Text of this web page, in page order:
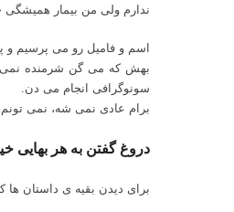
ندارم ولی من بیمار
اسم و فامیل رو می پرسیم
بهش که می گن شرمنده نمی
سونوگرافی انجام می دن.
برام عادی نمی شه، نمی
دروغ گفتن به هر بهایی
برای دیدن بقیه ی داستان ها